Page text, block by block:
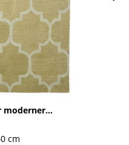
moderner...
cm